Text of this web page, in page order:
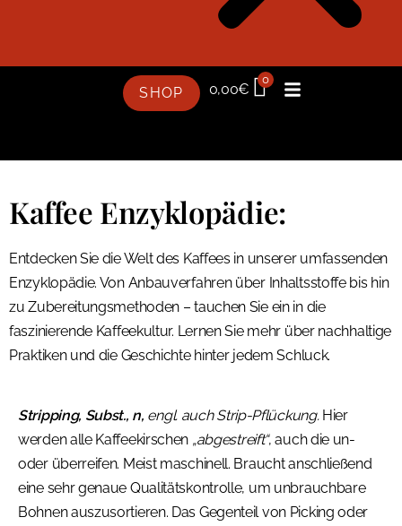
SHOP 0,00€
0
Kaffee Enzyklopädie:
Entdecken Sie die Welt des Kaffees in unserer umfassenden
Enzyklopädie. Von Anbauverfahren über Inhaltsstoffe bis hin
zu Zubereitungsmethoden – tauchen Sie ein in die
faszinierende Kaffeekultur. Lernen Sie mehr über nachhaltige
Praktiken und die Geschichte hinter jedem Schluck.
Stripping, Subst., n, engl. auch Strip-Pflückung.Hier
werden alle Kaffeekirschen „abgestreift“, auch die un-
oder überreifen. Meist maschinell. Braucht anschließend
eine sehr genaue Qualitätskontrolle, um unbrauchbare
Bohnen auszusortieren. Das Gegenteil von Picking oder